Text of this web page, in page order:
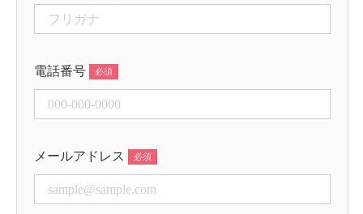
電話番号
メールアドレス